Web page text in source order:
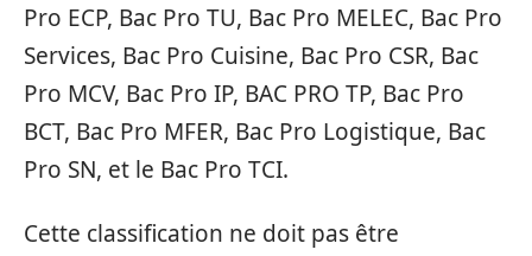
Pro ECP, Bac Pro TU, Bac Pro MELEC, Bac Pro
Services, Bac Pro Cuisine, Bac Pro CSR, Bac
Pro MCV, Bac Pro IP, BAC PRO TP, Bac Pro
BCT, Bac Pro MFER, Bac Pro Logistique, Bac
Pro SN, et le Bac Pro TCI.
Cette classification ne doit pas être